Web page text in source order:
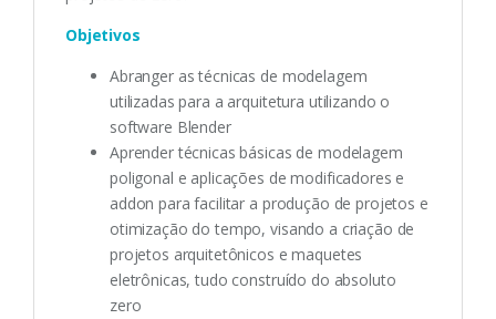
Objetivos
Abranger as técnicas de modelagem
utilizadas para a arquitetura utilizando o
software Blender
Aprender técnicas básicas de modelagem
poligonal e aplicações de modificadores e
addon para facilitar a produção de projetos e
otimização do tempo, visando a criação de
projetos arquitetônicos e maquetes
eletrônicas, tudo construído do absoluto
zero